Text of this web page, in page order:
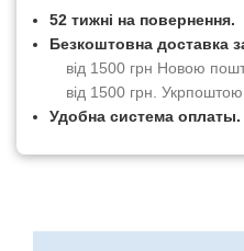
52 тижні на повернення.
Безкоштовна доставка
від 1500 грн Новою
від 1500 грн. Укрпоштою
Удобна система оплаты.